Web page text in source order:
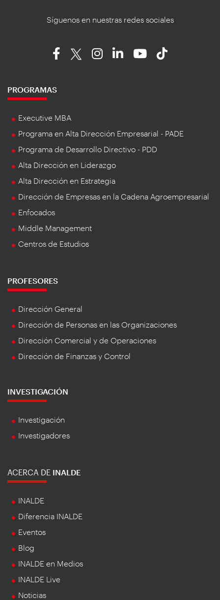
Síguenos en nuestras redes sociales
PROGRAMAS
Executive MBA
Programa en Alta Dirección Empresarial - PADE
Programa de Desarrollo Directivo - PDD
Alta Dirección en Liderazgo
Alta Dirección en Estrategia
Dirección de Empresas en la Cadena Agroempresarial
Enfocados
Middle Management
Centros de Estudios
PROFESORES
Dirección General
Dirección de Personas en las Organizaciones
Dirección Comercial y de Operaciones
Dirección de Finanzas y Control
INVESTIGACIÓN
Investigación
Investigadores
ACERCA DE INALDE
INALDE
Diferencia INALDE
Eventos
Blog
INALDE en Medios
INALDE Live
Noticias